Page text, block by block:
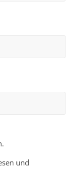
und